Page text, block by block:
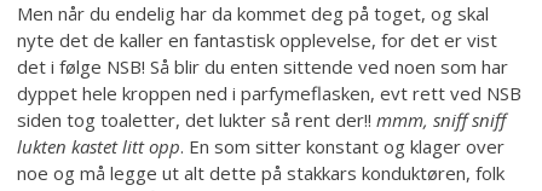
Men når du endelig har da kommet deg på toget, og skal
nyte det de kaller en fantastisk opplevelse, for det er vist
det i følge NSB! Så blir du enten sittende ved noen som har
dyppet hele kroppen ned i parfymeflasken, evt rett ved NSB
siden tog toaletter, det lukter så rent der!!mmm, sniff sniff
lukten kastet litt opp. En som sitter konstant og klager over
noe og må legge ut alt dette på stakkars konduktøren, folk